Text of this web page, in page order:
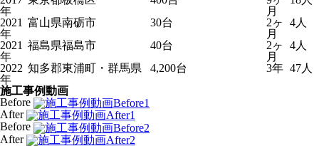
年
月
2021
年
富山県南砺市 30台
2ヶ
月
4人
2021
年
福島県福島市 40台
2ヶ
月
4人
2022
年
知多郡東浦町・群馬県 4,200台 3年 47人
施工事例動画
Before
After
Before
After